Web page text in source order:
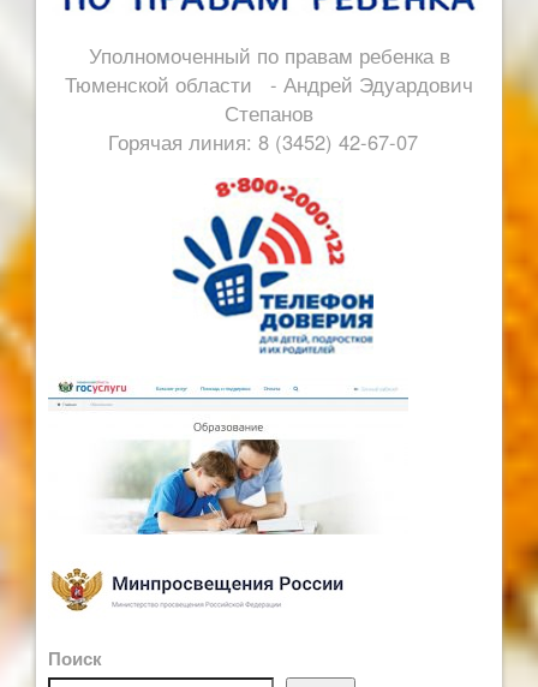
Уполномоченный по правам ребенка в
Тюменской области - Андрей Эдуардович
Степанов
Горячая линия: 8 (3452) 42-67-07
Поиск